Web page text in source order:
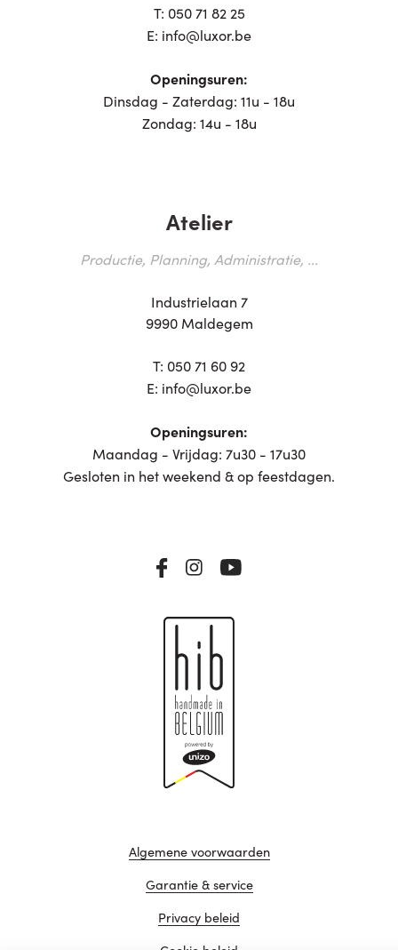
T: 050 71 82 25
E: info@luxor.be
Openingsuren:
Dinsdag - Zaterdag: 11u - 18u
Zondag: 14u - 18u
Atelier
Productie, Planning, Administratie, ...
Industrielaan 7
9990 Maldegem
T: 050 71 60 92
E: info@luxor.be
Openingsuren:
Maandag - Vrijdag: 7u30 - 17u30
Gesloten in het weekend & op feestdagen.
Algemene voorwaarden
Garantie & service
Privacy beleid